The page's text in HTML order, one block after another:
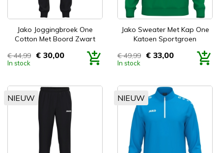
Jako Joggingbroek One
Cotton Met Boord Zwart
Prijs
€ 44,99 € 30,00
In stock
Jako Sweater Met Kap One
Katoen Sportgroen
Prijs
€ 49,99 € 33,00
In stock
NIEUW NIEUW